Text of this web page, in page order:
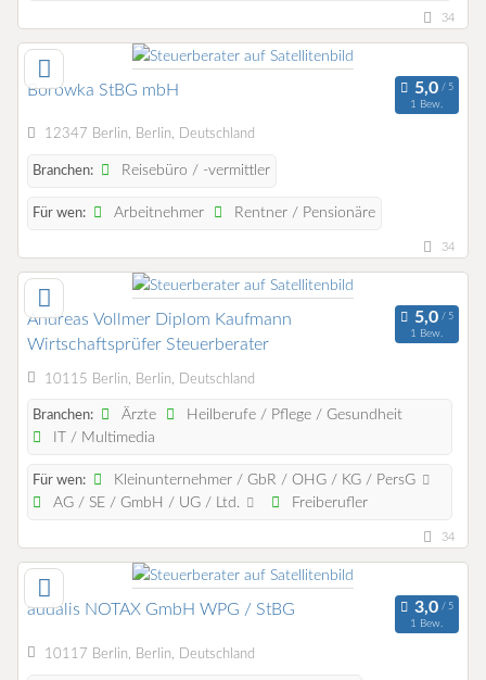
34
Borowka StBG mbH
1 Bew.
12347 Berlin, Berlin, Deutschland
Branchen: Reisebüro / -vermittler
Für wen: Arbeitnehmer Rentner / Pensionäre
34
Andreas Vollmer Diplom Kaufmann
Wirtschaftsprüfer Steuerberater
1 Bew.
10115 Berlin, Berlin, Deutschland
Branchen: Ärzte
Heilberufe / Pflege / Gesundheit
IT / Multimedia
Für wen:
Kleinunternehmer / GbR / OHG / KG / PersG
AG / SE / GmbH / UG / Ltd.
Freiberufler
34
audalis NOTAX GmbH WPG / StBG
1 Bew.
10117 Berlin, Berlin, Deutschland